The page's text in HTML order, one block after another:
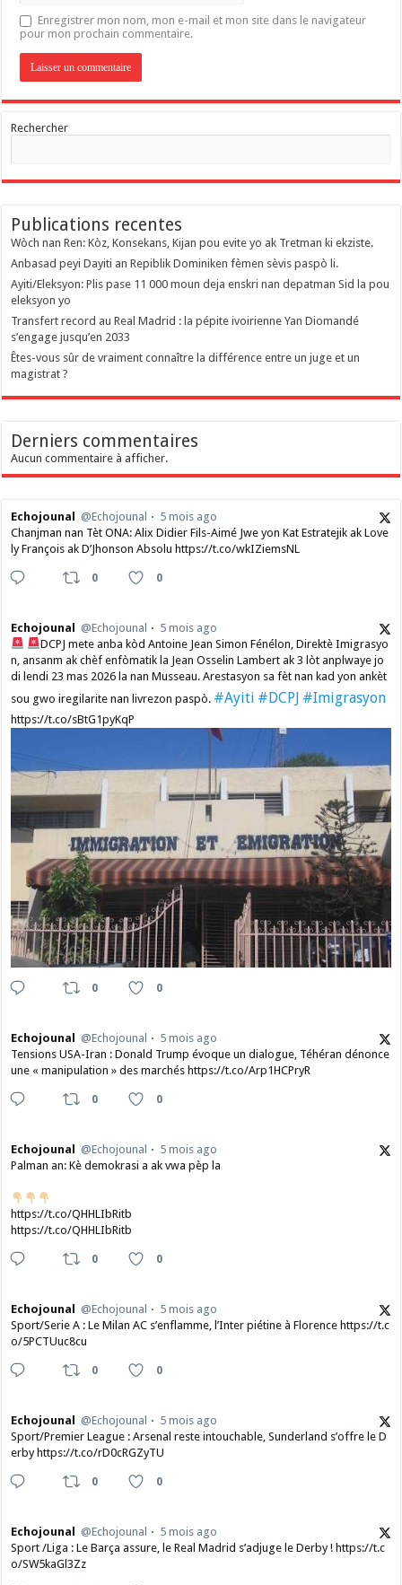
Enregistrer mon nom, mon e-mail et mon site dans le navigateur
pour mon prochain commentaire.
Rechercher
Publications recentes
Wòch nan Ren: Kòz, Konsekans, Kijan pou evite yo ak Tretman ki ekziste.
Anbasad peyi Dayiti an Repiblik Dominiken fèmen sèvis paspò li.
Ayiti/Eleksyon: Plis pase 11 000 moun deja enskri nan depatman Sid la pou
eleksyon yo
Transfert record au Real Madrid : la pépite ivoirienne Yan Diomandé
s’engage jusqu’en 2033
Êtes-vous sûr de vraiment connaître la différence entre un juge et un
magistrat ?
Derniers commentaires
Aucun commentaire à afficher.
Echojounal @Echojounal
5 mois ago
Chanjman nan Tèt ONA: Alix Didier Fils-Aimé Jwe yon Kat Estratejik ak Love
ly François ak D’Jhonson Absolu https://t.co/wkIZiemsNL
0 0
Echojounal @Echojounal
5 mois ago
DCPJ mete anba kòd Antoine Jean Simon Fénélon, Direktè Imigrasyo
n, ansanm ak chèf enfòmatik la Jean Osselin Lambert ak 3 lòt anplwaye jo
di lendi 23 mas 2026 la nan Musseau. Arestasyon sa fèt nan kad yon ankèt
sou gwo iregilarite nan livrezon paspò. #Ayiti #DCPJ #Imigrasyon
https://t.co/sBtG1pyKqP
0 0
Echojounal @Echojounal
5 mois ago
Tensions USA-Iran : Donald Trump évoque un dialogue, Téhéran dénonce
une « manipulation » des marchés https://t.co/Arp1HCPryR
0 0
Echojounal @Echojounal
5 mois ago
Palman an: Kè demokrasi a ak vwa pèp la
https://t.co/QHHLIbRitb
https://t.co/QHHLIbRitb
0 0
Echojounal @Echojounal
5 mois ago
Sport/Serie A : Le Milan AC s’enflamme, l’Inter piétine à Florence https://t.c
o/5PCTUuc8cu
0 0
Echojounal @Echojounal
5 mois ago
Sport/Premier League : Arsenal reste intouchable, Sunderland s’offre le D
erby https://t.co/rD0cRGZyTU
0 0
Echojounal @Echojounal
5 mois ago
Sport /Liga : Le Barça assure, le Real Madrid s’adjuge le Derby ! https://t.c
o/SW5kaGl3Zz